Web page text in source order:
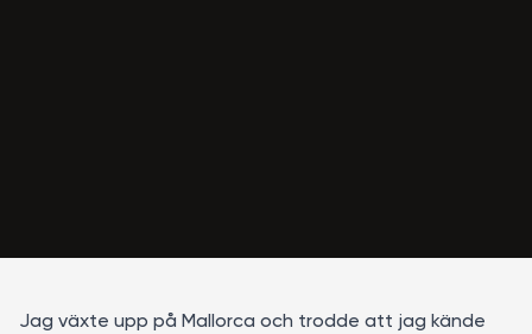
Jag växte upp på Mallorca och trodde att jag kände